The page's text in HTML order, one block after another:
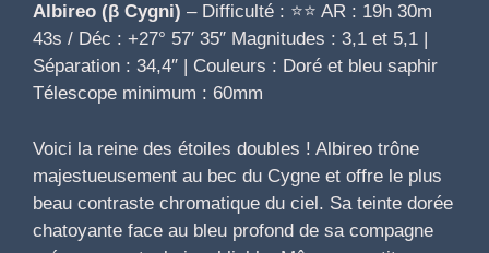
Albireo (β Cygni) – Difficulté : ⭐⭐ AR : 19h 30m
43s / Déc : +27° 57′ 35″ Magnitudes : 3,1 et 5,1 |
Séparation : 34,4″ | Couleurs : Doré et bleu saphir
Télescope minimum : 60mm
Voici la reine des étoiles doubles ! Albireo trône
majestueusement au bec du Cygne et offre le plus
beau contraste chromatique du ciel. Sa teinte dorée
chatoyante face au bleu profond de sa compagne